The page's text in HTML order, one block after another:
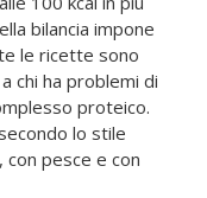
bilancia impone
le ricette sono
chi ha problemi di
proteico.
lo stile
pesce e con